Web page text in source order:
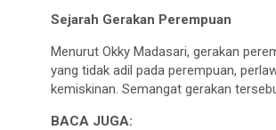
Sejarah Gerakan Perempuan
Menurut Okky Madasari, gerakan
yang tidak adil pada perempuan,
kemiskinan. Semangat gerakan
BACA JUGA: